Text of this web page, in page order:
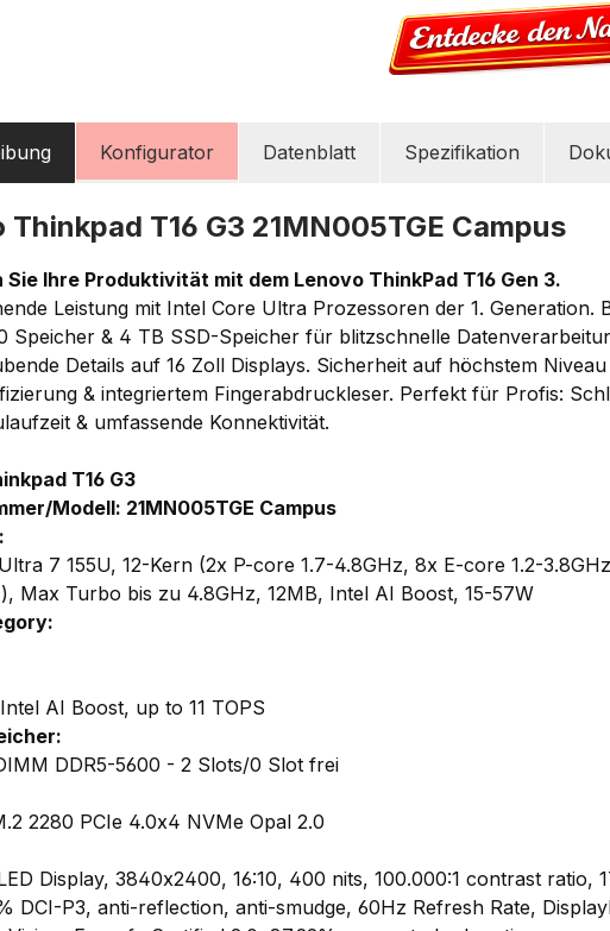
Konfigurator Datenblatt Spezifikation
Thinkpad T16 G3 21MN005TGE Campus
Sie Ihre Produktivität mit dem Lenovo ThinkPad T16 Gen 3.
Leistung mit Intel Core Ultra Prozessoren der 1. Generation.
Speicher & 4 TB SSD-Speicher für blitzschnelle
Details auf 16 Zoll Displays. Sicherheit auf höchstem
& integriertem Fingerabdruckleser. Perfekt für Profis:
& umfassende Konnektivität.
T16 G3
Modell: 21MN005TGE Campus
7 155U, 12-Kern (2x P-core 1.7-4.8GHz, 8x E-core 1.2-
Max Turbo bis zu 4.8GHz, 12MB, Intel AI Boost, 15-57W
AI Boost, up to 11 TOPS
DDR5-5600 - 2 Slots/0 Slot frei
2280 PCIe 4.0x4 NVMe Opal 2.0
Display, 3840x2400, 16:10, 400 nits, 100.000:1 contrast ratio,
DCI-P3, anti-reflection, anti-smudge, 60Hz Refresh Rate,